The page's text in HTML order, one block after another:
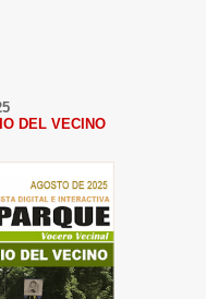
DEL VECINO